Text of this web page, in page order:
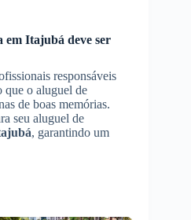
em Itajubá deve ser
responsáveis
que o aluguel de
de boas memórias.
seu aluguel de
, garantindo um